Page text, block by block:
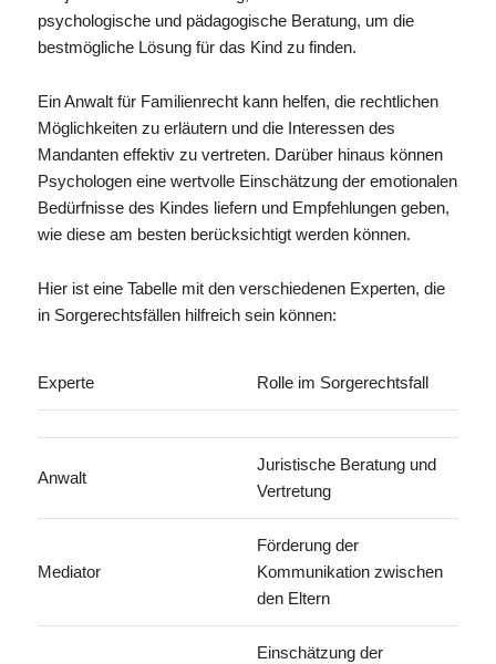
psychologische und pädagogische Beratung, um die
bestmögliche Lösung für das Kind zu finden.
Ein Anwalt für Familienrecht kann helfen, die rechtlichen
Möglichkeiten zu erläutern und die Interessen des
Mandanten effektiv zu vertreten. Darüber hinaus können
Psychologen eine wertvolle Einschätzung der emotionalen
Bedürfnisse des Kindes liefern und Empfehlungen geben,
wie diese am besten berücksichtigt werden können.
Hier ist eine Tabelle mit den verschiedenen Experten, die
in Sorgerechtsfällen hilfreich sein können:
Experte Rolle im Sorgerechtsfall
Anwalt
Juristische Beratung und
Vertretung
Mediator
Förderung der
Kommunikation zwischen
den Eltern
Einschätzung der